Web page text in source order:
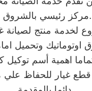
مركز رئيسي بالشروق.
لخدمة منتج لصيانة
اهمية أسم توكيل
قطع غيار للحفاظ علي